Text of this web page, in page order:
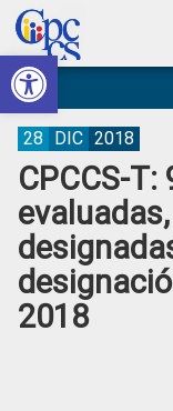
Abrir barra de
Skip
to
primary
navigation
Skip
to
main
content
Skip
to
primary
sidebar
Skip
to
footer
Consejo
de
Ciudadana
Control
Social
Construyendo
Poder
Ciudadano
CPCCS-
2018
28 DIC 2018